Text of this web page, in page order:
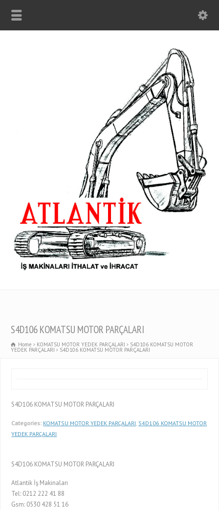
S4D106 KOMATSU MOTOR PARÇALARI
Home KOMATSU MOTOR YEDEK PARÇALARI S4D106 KOMATSU MOTOR
YEDEK PARÇALARI S4D106 KOMATSU MOTOR PARÇALARI
S4D106 KOMATSU MOTOR PARÇALARI
Categories: KOMATSU MOTOR YEDEK PARÇALARI S4D106 KOMATSU MOTOR
YEDEK PARÇALARI
S4D106 KOMATSU MOTOR PARÇALARI
Atlantik İş Makinaları
Tel: 0212 222 41 88
Gsm: 0530 428 51 16